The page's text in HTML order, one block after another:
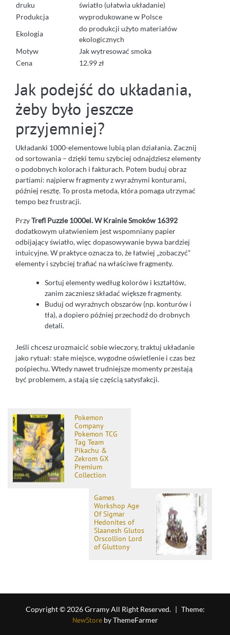
druku
światło (ułatwia układanie)
Produkcja
wyprodukowane w Polsce
Ekologia
do produkcji użyto materiałów
ekologicznych
Motyw
Jak wytresować smoka
Cena
12.99 zł
Jak podejść do układania,
żeby było jeszcze
przyjemniej?
Układanki 1000-elementowe lubią plan działania. Zacznij
od sortowania – dzięki temu szybciej odnajdziesz elementy
o podobnych kolorach i fakturach. Potem buduj obraz
partiami: najpierw fragmenty z wyraźnymi konturami,
później resztę. To prosta metoda, która pomaga utrzymać
tempo bez frustracji.
PrzyTrefl Puzzle 1000el. W Krainie Smoków 16392
dodatkowym ułatwieniem jest wspomniany papier
odbijający światło, więc dopasowywanie bywa bardziej
intuicyjne. W praktyce oznacza to, że łatwiej „zobaczyć”
elementy i szybciej trafiać na właściwe fragmenty.
Sortuj elementy według kolorów i kształtów,
zanim zaczniesz składać większe fragmenty.
Buduj od wyraźnych obszarów (np. konturów i
tła), a dopiero później przechodź do drobnych
detali.
Jeśli chcesz urozmaicić sobie wieczory, traktuj układanie
jako rytuał: stałe miejsce, wygodne oświetlenie i czas bez
pośpiechu. Wtedy nawet trudniejsze momenty przestają
być problemem, a stają się częścią satysfakcji.
Pokemon
Company
Pokemon TCG
Tag Team
Pikachu &
Zekrom GX
Premium
Collection
Games
Workshop Age
Of Sigmar
Hedonites of
Slaanesh Glutos
Orscollion Lord
of Gluttony
Copyright © 2026 Grramy All Right Reserved. | Theme:
NewStoreby ThemeFarmer